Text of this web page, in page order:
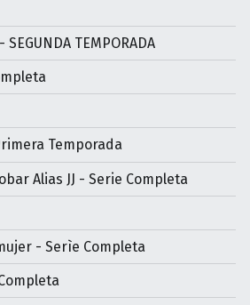
SEGUNDA TEMPORADA
Temporada
Alias JJ - Serie Completa
- Serìe Completa